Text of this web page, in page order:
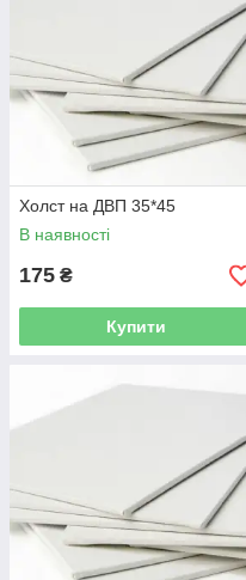
Холст на ДВП 35*45
В наявності
175 ₴
Купити